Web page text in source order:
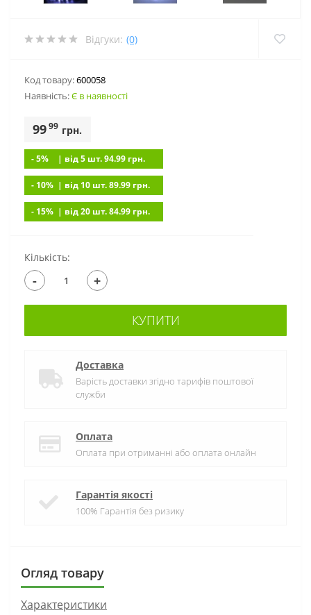
Відгуки: (0)
Код товару:600058
Наявність:Є в наявності
9999 грн.
- 5% | вiд 5 шт. 94.99 грн.
- 10% | вiд 10 шт. 89.99 грн.
- 15% | вiд 20 шт. 84.99 грн.
Кількість:
- +
КУПИТИ
Доставка
Варість доставки згідно тарифів поштової
служби
Оплата
Оплата при отриманні або оплата онлайн
Гарантія якості
100% Гарантія без ризику
Огляд товару
Характеристики